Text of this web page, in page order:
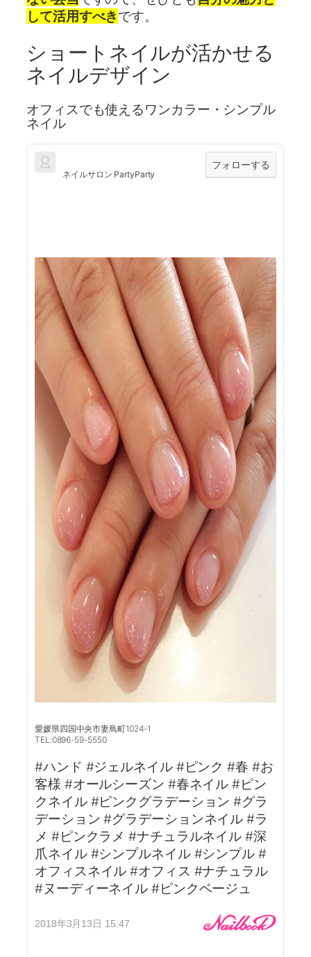
して活用すべきです。
ショートネイルが活かせる
ネイルデザイン
オフィスでも使えるワンカラー・シンプル
ネイル
ネイルサロン PartyParty
フォローする
愛媛県四国中央市妻鳥町1024-1
TEL:0896-59-5550
#ハンド #ジェルネイル #ピンク #春 #お
客様 #オールシーズン #春ネイル #ピン
クネイル #ピンクグラデーション #グラ
デーション #グラデーションネイル #ラ
メ #ピンクラメ #ナチュラルネイル #深
爪ネイル #シンプルネイル #シンプル #
オフィスネイル #オフィス #ナチュラル
#ヌーディーネイル #ピンクベージュ
2018年3月13日 15:47